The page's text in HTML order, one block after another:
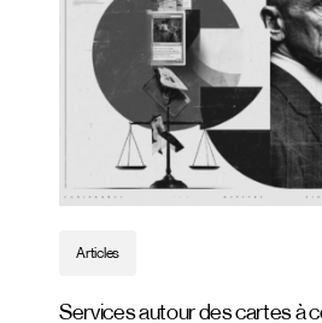
Articles
Services autour des cartes à